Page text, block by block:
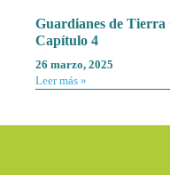
Guardianes de
Capítulo 4
26 marzo, 2025
Leer más »